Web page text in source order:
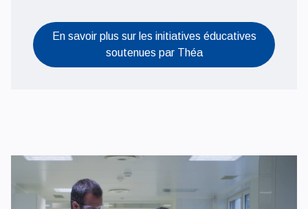
En savoir plus sur les initiatives éducatives
soutenues par Théa